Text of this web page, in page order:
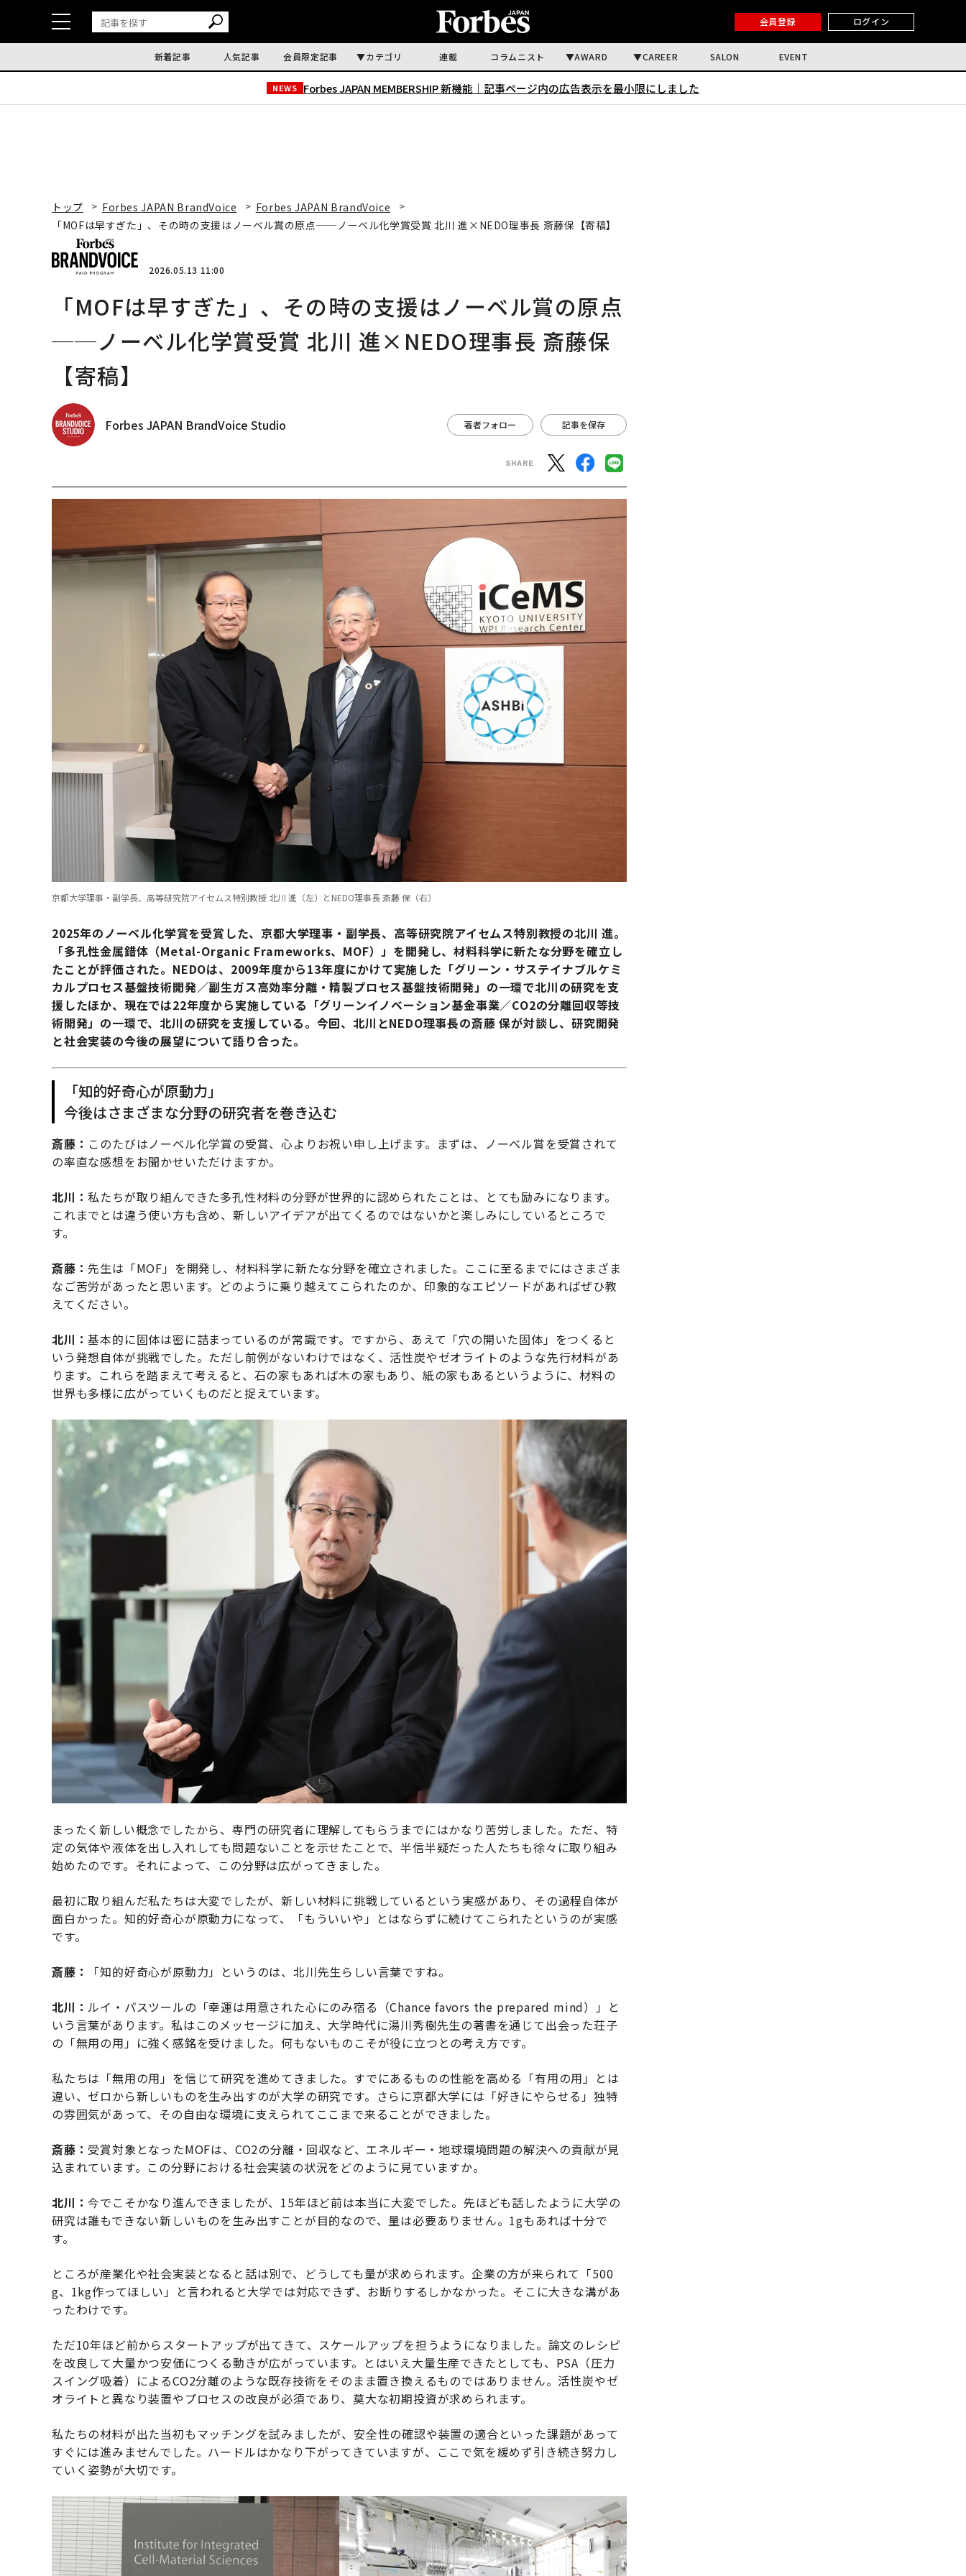
会員登録 ログイン
新着記事 人気記事 会員限定記事 カテゴリ 連載 コラムニスト AWARD CAREER SALON EVENT
NEWS Forbes JAPAN MEMBERSHIP 新機能｜ 記事ページ内の広告表示を最小限にしました
トップ Forbes JAPAN BrandVoice
Forbes JAPAN BrandVoice
「MOFは早すぎた」、その時の支援はノーベル賞の原点──ノーベル化学賞受賞 北川 進×NEDO理事長 斎藤保【寄稿】
2026.05.13 11:00
「MOFは早すぎた」、その時の支援はノーベル賞の原点
──ノーベル化学賞受賞 北川 進×NEDO理事長 斎藤保
【寄稿】
Forbes JAPAN BrandVoice Studio 著者フォロー 記事を保存
京都大学理事・副学長、高等研究院アイセムス特別教授 北川 進（左）とNEDO理事長 斎藤 保（右）
2025年のノーベル化学賞を受賞した、京都大学理事・副学長、高等研究院アイセムス特別教授の北川 進。
「多孔性金属錯体（Metal-Organic Frameworks、MOF）」を開発し、材料科学に新たな分野を確立し
たことが評価された。NEDOは、2009年度から13年度にかけて実施した「グリーン・サステイナブルケミ
カルプロセス基盤技術開発／副生ガス高効率分離・精製プロセス基盤技術開発」の一環で北川の研究を支
援したほか、現在では22年度から実施している「グリーンイノベーション基金事業／CO2の分離回収等技
術開発」の一環で、北川の研究を支援している。今回、北川とNEDO理事長の斎藤 保が対談し、研究開発
と社会実装の今後の展望について語り合った。
「知的好奇心が原動力」
今後はさまざまな分野の研究者を巻き込む
斎藤： このたびはノーベル化学賞の受賞、心よりお祝い申し上げます。まずは、ノーベル賞を受賞されて
の率直な感想をお聞かせいただけますか。
北川：私たちが取り組んできた多孔性材料の分野が世界的に認められたことは、とても励みになります。
これまでとは違う使い方も含め、新しいアイデアが出てくるのではないかと楽しみにしているところで
す。
斎藤：先生は「MOF」を開発し、材料科学に新たな分野を確立されました。ここに至るまでにはさまざま
なご苦労があったと思います。どのように乗り越えてこられたのか、印象的なエピソードがあればぜひ教
えてください。
北川：基本的に固体は密に詰まっているのが常識です。ですから、あえて「穴の開いた固体」をつくると
いう発想自体が挑戦でした。ただし前例がないわけではなく、活性炭やゼオライトのような先行材料があ
ります。これらを踏まえて考えると、石の家もあれば木の家もあり、紙の家もあるというように、材料の
世界も多様に広がっていくものだと捉えています。
まったく新しい概念でしたから、専門の研究者に理解してもらうまでにはかなり苦労しました。ただ、特
定の気体や液体を出し入れしても問題ないことを示せたことで、半信半疑だった人たちも徐々に取り組み
始めたのです。それによって、この分野は広がってきました。
最初に取り組んだ私たちは大変でしたが、新しい材料に挑戦しているという実感があり、その過程自体が
面白かった。知的好奇心が原動力になって、「もういいや」とはならずに続けてこられたというのが実感
です。
斎藤： 「知的好奇心が原動力」というのは、北川先生らしい言葉ですね。
北川： ルイ・パスツールの「幸運は用意された心にのみ宿る（Chance favors the prepared mind）」と
いう言葉があります。私はこのメッセージに加え、大学時代に湯川秀樹先生の著書を通じて出会った荘子
の「無用の用」に強く感銘を受けました。何もないものこそが役に立つとの考え方です。
私たちは「無用の用」を信じて研究を進めてきました。すでにあるものの性能を高める「有用の用」とは
違い、ゼロから新しいものを生み出すのが大学の研究です。さらに京都大学には「好きにやらせる」独特
の雰囲気があって、その自由な環境に支えられてここまで来ることができました。
斎藤： 受賞対象となったMOFは、CO2の分離・回収など、エネルギー・地球環境問題の解決への貢献が見
込まれています。この分野における社会実装の状況をどのように見ていますか。
北川：今でこそかなり進んできましたが、15年ほど前は本当に大変でした。先ほども話したように大学の
研究は誰もできない新しいものを生み出すことが目的なので、量は必要ありません。1gもあれば十分で
す。
ところが産業化や社会実装となると話は別で、どうしても量が求められます。企業の方が来られて「500
g、1kg作ってほしい」と言われると大学では対応できず、お断りするしかなかった。そこに大きな溝があ
ったわけです。
ただ10年ほど前からスタートアップが出てきて、スケールアップを担うようになりました。論文のレシピ
を改良して大量かつ安価につくる動きが広がっています。とはいえ大量生産できたとしても、PSA（圧力
スイング吸着）によるCO2分離のような既存技術をそのまま置き換えるものではありません。活性炭やゼ
オライトと異なり装置やプロセスの改良が必須であり、莫大な初期投資が求められます。
私たちの材料が出た当初もマッチングを試みましたが、安全性の確認や装置の適合といった課題があって
すぐには進みませんでした。ハードルはかなり下がってきていますが、ここで気を緩めず引き続き努力し
ていく姿勢が大切です。